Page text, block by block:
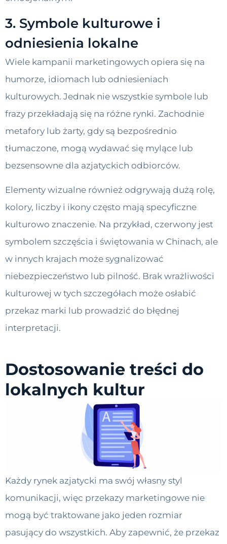
3. Symbole kulturowe i
odniesienia lokalne
Wiele kampanii marketingowych opiera się na
humorze, idiomach lub odniesieniach
kulturowych. Jednak nie wszystkie symbole lub
frazy przekładają się na różne rynki. Zachodnie
metafory lub żarty, gdy są bezpośrednio
tłumaczone, mogą wydawać się mylące lub
bezsensowne dla azjatyckich odbiorców.
Elementy wizualne również odgrywają dużą rolę,
kolory, liczby i ikony często mają specyficzne
kulturowo znaczenie. Na przykład, czerwony jest
symbolem szczęścia i świętowania w Chinach, ale
w innych krajach może sygnalizować
niebezpieczeństwo lub pilność. Brak wrażliwości
kulturowej w tych szczegółach może osłabić
przekaz marki lub prowadzić do błędnej
interpretacji.
Dostosowanie treści do
lokalnych kultur
Każdy rynek azjatycki ma swój własny styl
komunikacji, więc przekazy marketingowe nie
mogą być traktowane jako jeden rozmiar
pasujący do wszystkich. Aby zapewnić, że przekaz